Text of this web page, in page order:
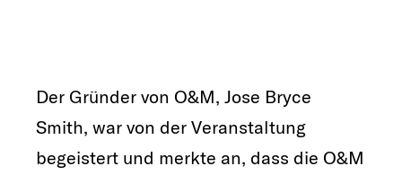
Der Gründer von O&M, Jose Bryce
Smith, war von der Veranstaltung
begeistert und merkte an, dass die O&M